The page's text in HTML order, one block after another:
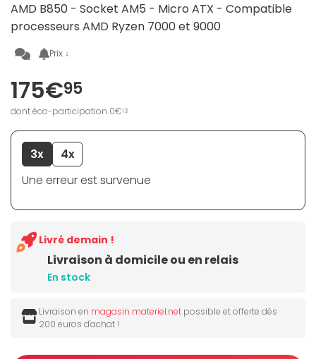
AMD B850 - Socket AM5 - Micro ATX - Compatible
processeurs AMD Ryzen 7000 et 9000
Prix ↓
175€95
dont éco-participation 0€13
3x
4x
Une erreur est survenue
Livraison à domicile ou en relais
En stock
Livré demain !
Livraison en magasin materiel.net possible et offerte dès
200 euros d'achat !